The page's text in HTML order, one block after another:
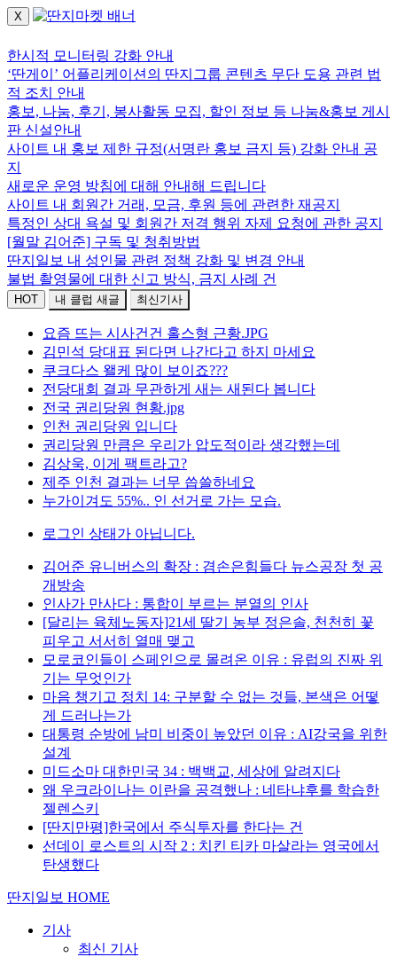
X
한시적 모니터링 강화 안내
‘딴게이’ 어플리케이션의 딴지그룹 콘텐츠 무단 도용 관련 법
적 조치 안내
홍보, 나눔, 후기, 봉사활동 모집, 할인 정보 등 나눔&홍보 게시
판 신설안내
사이트 내 홍보 제한 규정(서명란 홍보 금지 등) 강화 안내 공
지
새로운 운영 방침에 대해 안내해 드립니다
사이트 내 회원간 거래, 모금, 후원 등에 관련한 재공지
특정인 상대 욕설 및 회원간 저격 행위 자제 요청에 관한 공지
[월말 김어준] 구독 및 청취방법
딴지일보 내 성인물 관련 정책 강화 및 변경 안내
불법 촬영물에 대한 신고 방식, 금지 사례 건
HOT 내 클럽 새글 최신기사
요즘 뜨는 시사건건 홀스형 근황.JPG
김민석 당대표 된다면 나간다고 하지 마세요
쿠크다스 왤케 많이 보이죠???
전당대회 결과 무관하게 새는 새된다 봅니다
전국 권리당원 현황.jpg
인천 권리당원 입니다
권리당원 만큼은 우리가 압도적이라 생각했는데
김상욱, 이게 팩트라고?
제주 인천 결과는 너무 씁쓸하네요
누가이겨도 55%.. 인 선거로 가는 모습.
로그인 상태가 아닙니다.
김어준 유니버스의 확장 : 겸손은힘들다 뉴스공장 첫 공
개방송
인사가 만사다 : 통합이 부르는 분열의 인사
[달리는 육체노동자]21세 딸기 농부 정은솔, 천천히 꽃
피우고 서서히 열매 맺고
모로코인들이 스페인으로 몰려온 이유 : 유럽의 진짜 위
기는 무엇인가
마음 챙기고 정치 14: 구분할 수 없는 것들, 본색은 어떻
게 드러나는가
대통령 순방에 남미 비중이 높았던 이유 : AI강국을 위한
설계
미드소마 대한민국 34 : 백백교, 세상에 알려지다
왜 우크라이나는 이란을 공격했나 : 네타냐후를 학습한
젤렌스키
[딴지만평]한국에서 주식투자를 한다는 건
선데이 로스트의 시작 2 : 치킨 티카 마살라는 영국에서
탄생했다
딴지일보 HOME
기사
최신 기사